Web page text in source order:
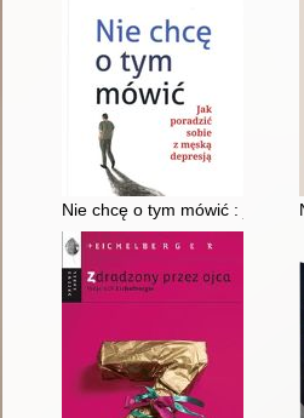
Nie chcę o tym mówić : jak